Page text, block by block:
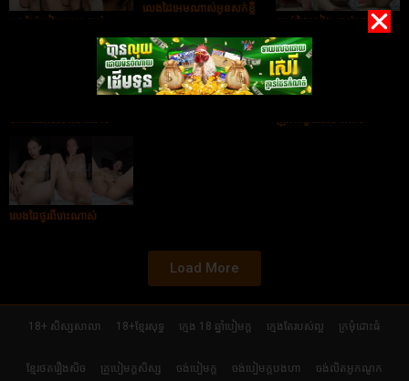
អូនម៉ាប់បៀមអេមណាស់
លេងដៃអេមណាស់អូនសក់ខ្លី
សាប់ដៃស្រៀវណាស់បងបង
លេងដៃថ្ងូរពីរោះណាស់
Load More
18+ សិស្សសាលា 18+ខ្មែរសុទ្ធ ក្មេង 18 ឆ្នាំបៀមក្ដ ក្មេងតែរបស់ល្អ ក្រមុំដោះធំ
ខ្មែរថតរឿងសិច គ្រូបៀមក្ដសិស្ស ចង់បៀមក្ដ ចង់បៀមក្តបងហា ចង់លិតអូកណូក